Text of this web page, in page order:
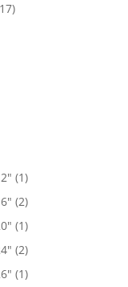
(1)
(2)
(1)
(2)
(1)